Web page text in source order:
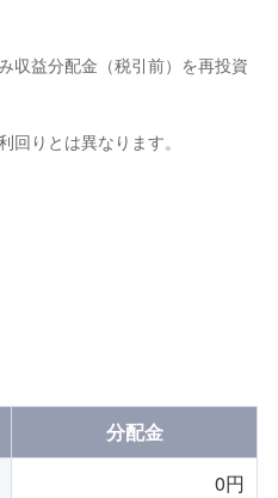
収益分配金（税引前）を再投資
回りとは異なります。
分配金
0円